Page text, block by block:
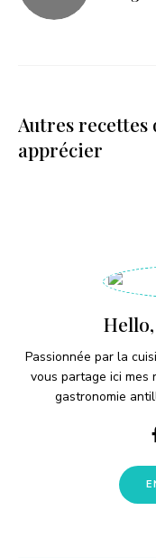
Autres recettes
apprécier
Passionnée par la
vous partage ici mes
gastronomie